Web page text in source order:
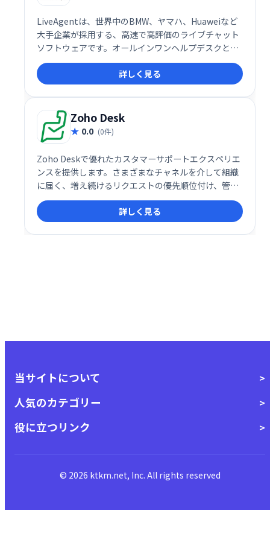
LiveAgentは、世界中のBMW、ヤマハ、Huaweiなど
大手企業が採用する、高速で高評価のライブチャット
ソフトウェアです。オールインワンヘルプデスクとし
て、パーソナライズされた顧客対応を実現し、効率的
なカスタマーサービスを提供します。2020年にはSMB
部門で最高評価を獲得。ワールドクラスのカスタマー
サポートを目指せる、フル機能のソリューションで
す。
詳しく見る
Zoho Desk
0.0 (0件)
Zoho Deskで優れたカスタマーサポートエクスペリエ
ンスを提供します。さまざまなチャネルを介して組織
に届く、増え続けるリクエストの優先順位付け、管
理、終了。サポート知識ベースを構築して公開しま
す。
詳しく見る
当サイトについて
人気のカテゴリー
役に立つリンク
© 2026 ktkm.net, Inc. All rights reserved